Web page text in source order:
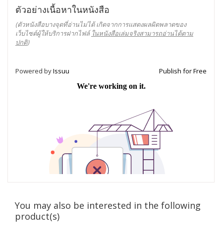
ตัวอย่างเนื้อหาในหนังสือ
(ตัวหนังสือบางจุดที่อ่านไม่ได้ เกิดจากการแสดงผลผิดพลาดของ
เว็บไซต์ผู้ให้บริการฝากไฟล์ ในหนังสือเล่มจริงสามารถอ่านได้ตาม
ปกติ)
Powered byIssuu Publish for Free
You may also be interested in the following
product(s)